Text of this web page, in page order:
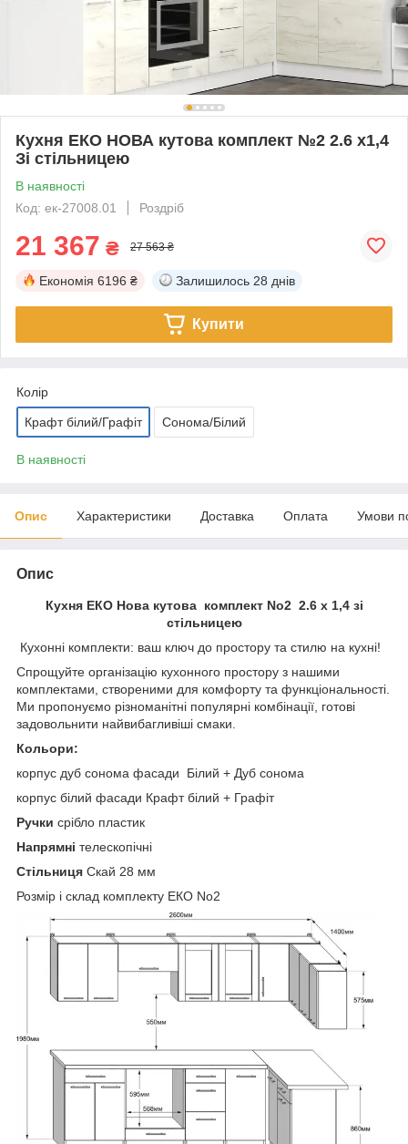
Кухня ЕКО НОВА кутова комплект №2 2.6 х1,4
Зі стільницею
В наявності
Код: ек-27008.01
Роздріб
21 367 ₴ 27 563 ₴
Економія 6196 ₴ Залишилось 28 днів
Купити
Колір
Крафт білий/Графіт Сонома/Білий
В наявності
Опис Характеристики Доставка Оплата Умови
Опис
Кухня ЕКО Нова кутова комплект No2 2.6 х 1,4 зі
стільницею
Кухонні комплекти: ваш ключ до простору та стилю на кухні!
Спрощуйте організацію кухонного простору з нашими
комплектами, створеними для комфорту та функціональності.
Ми пропонуємо різноманітні популярні комбінації, готові
задовольнити найвибагливіші смаки.
Кольори:
корпус дуб сонома фасади Білий + Дуб сонома
корпус білий фасади Крафт білий + Графіт
Ручки срібло пластик
Напрямні телескопічні
Стільниця Скай 28 мм
Розмір і склад комплекту ЕКО No2